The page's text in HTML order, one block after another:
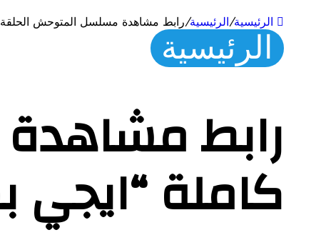
الرئيسية/الرئيسية/رابط مشاهدة مسلسل المتوحش الحلقة 35 كاملة “ايجي بست + ماي سيما” – اتصالاتنا
الرئيسية
كاملة “ايجي